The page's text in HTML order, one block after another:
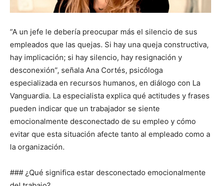
“A un jefe le debería preocupar más el silencio de sus
empleados que las quejas. Si hay una queja constructiva,
hay implicación; si hay silencio, hay resignación y
desconexión”, señala Ana Cortés, psicóloga
especializada en recursos humanos, en diálogo con La
Vanguardia. La especialista explica qué actitudes y frases
pueden indicar que un trabajador se siente
emocionalmente desconectado de su empleo y cómo
evitar que esta situación afecte tanto al empleado como a
la organización.
### ¿Qué significa estar desconectado emocionalmente